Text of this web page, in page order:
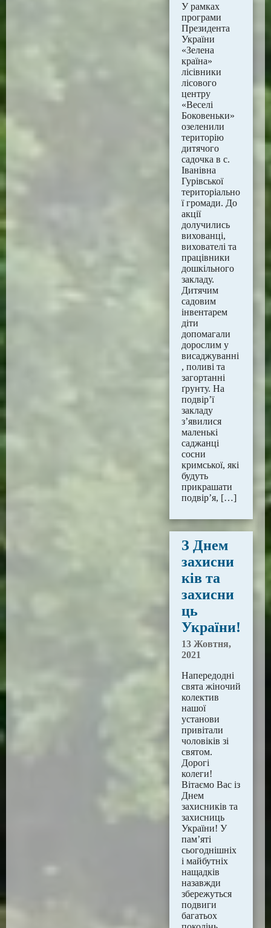
У рамках
програми
Президента
України
«Зелена
країна»
лісівники
лісового
центру
«Веселі
Боковеньки»
озеленили
територію
дитячого
садочка в с.
Іванівна
Гурівської
територіально
ї громади. До
акції
долучились
вихованці,
вихователі та
працівники
дошкільного
закладу.
Дитячим
садовим
інвентарем
діти
допомагали
дорослим у
висаджуванні
, поливі та
загортанні
ґрунту. На
подвір’ї
закладу
з’явилися
маленькі
саджанці
сосни
кримської, які
будуть
прикрашати
подвір’я, […]
З Днем
захисни
ків та
захисни
ць
України!
13 Жовтня,
2021
Напередодні
свята жіночий
колектив
нашої
установи
привітали
чоловіків зі
святом.
Дорогі
колеги!
Вітаємо Вас із
Днем
захисників та
захисниць
України! У
пам’яті
сьогоднішніх
і майбутніх
нащадків
назавжди
збережуться
подвиги
багатьох